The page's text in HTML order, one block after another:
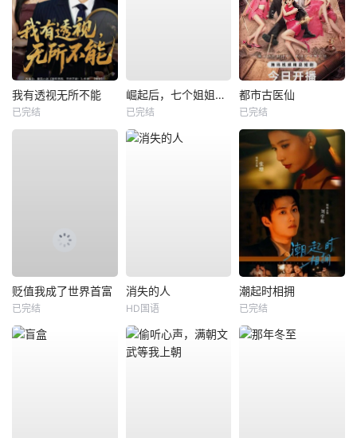
我有透视无所不能
已完结
崛起后，七个姐姐悔不当初
已完结
都市古医仙
已完结
贬值我成了世界首富
已完结
消失的人
HD国语
潮起时相拥
已完结